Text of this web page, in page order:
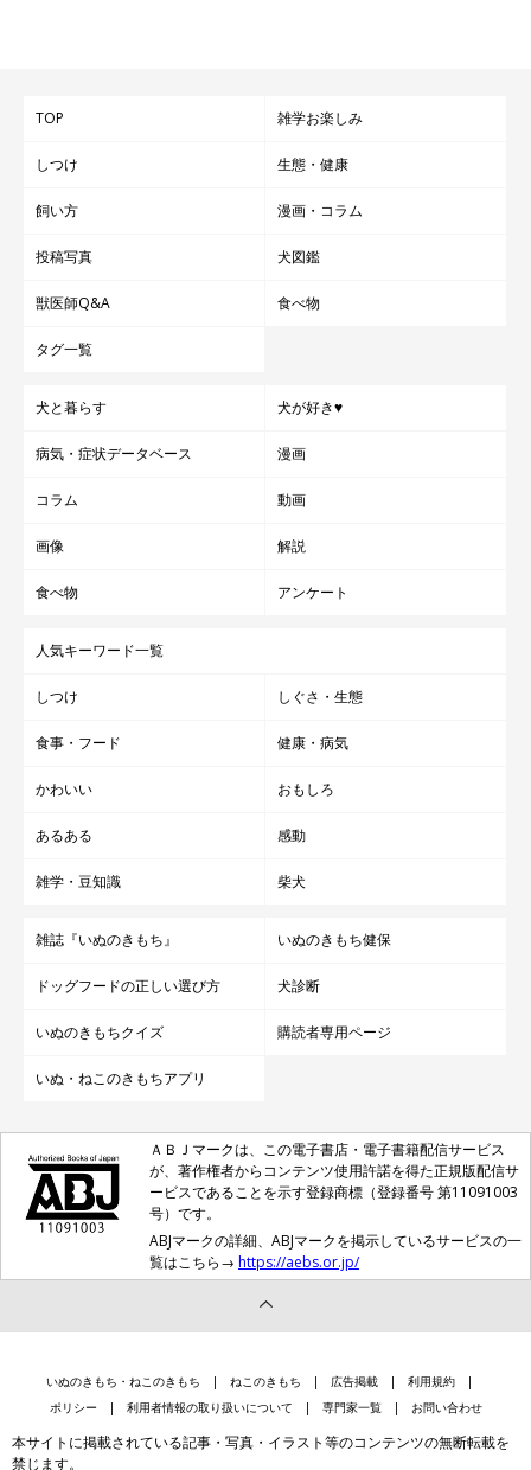
TOP 雑学お楽しみ
しつけ 生態・健康
飼い方 漫画・コラム
投稿写真 犬図鑑
獣医師Q&A 食べ物
タグ一覧
犬と暮らす 犬が好き♥
病気・症状データベース 漫画
コラム 動画
画像 解説
食べ物 アンケート
人気キーワード一覧
しつけ しぐさ・生態
食事・フード 健康・病気
かわいい おもしろ
あるある 感動
雑学・豆知識 柴犬
雑誌『いぬのきもち』 いぬのきもち健保
ドッグフードの正しい選び方 犬診断
いぬのきもちクイズ 購読者専用ページ
いぬ・ねこのきもちアプリ
ＡＢＪマークは、この電子書店・電子書籍配信サービス
が、著作権者からコンテンツ使用許諾を得た正規版配信サ
ービスであることを示す登録商標（登録番号 第11091003
号）です。
ABJマークの詳細、ABJマークを掲示しているサービスの一
覧はこちら→ https://aebs.or.jp/
いぬのきもち・ねこのきもち ねこのきもち 広告掲載
利用規約
ポリシー
利用者情報の取り扱いについて 専門家一覧 お問い合わせ
本サイトに掲載されている記事・写真・イラスト等のコンテンツの無断転載を
禁じます。